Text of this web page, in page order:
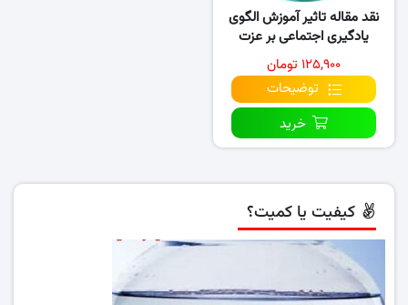
نقد مقاله تاثیر آموزش الگوی
یادگیری اجتماعی بر عزت
نفس،اعتمادبنفس
۱۲۵,۹۰۰ تومان
توضیحات
خرید
کیفیت یا کمیت؟